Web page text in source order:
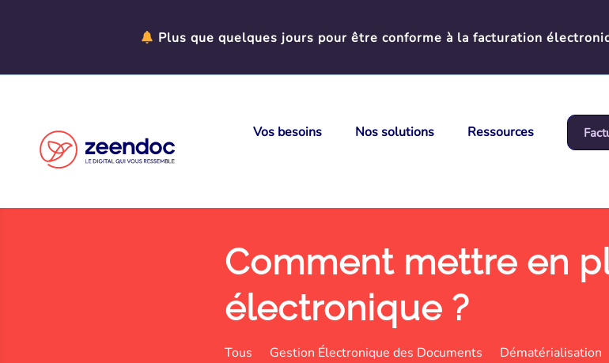
Plus que quelques jours pour être conforme à la facturation
Vos besoins Nos solutions Ressources
Comment mettre en
électronique ?
Tous Gestion Électronique des Documents Dématérialisation